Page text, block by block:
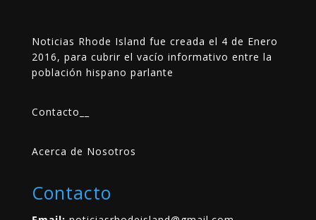
Noticias Rhode Island fue creada el 4 de Enero
2016, para cubrir el vacío informativo entre la
población hispano parlante
Contacto
Acerca de Nosotros
Contacto